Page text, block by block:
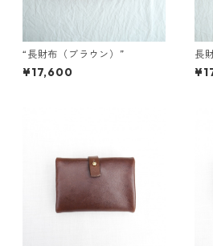
“長財布（ブラウン）”
¥17,600
長